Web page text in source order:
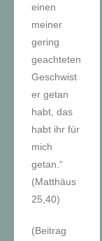
einen
meiner
gering
geachteten
Geschwist
er getan
habt, das
habt ihr für
mich
getan.“
(Matthäus
25,40)
(Beitrag